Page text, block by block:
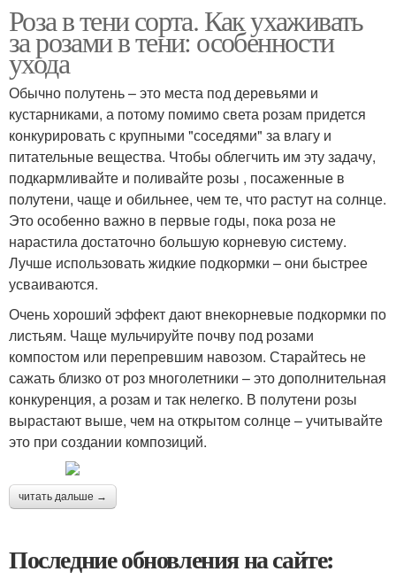
Роза в тени сорта. Как ухаживать
за розами в тени: особенности
ухода
Обычно полутень – это места под деревьями и
кустарниками, а потому помимо света розам придется
конкурировать с крупными "соседями" за влагу и
питательные вещества. Чтобы облегчить им эту задачу,
подкармливайте и поливайте розы , посаженные в
полутени, чаще и обильнее, чем те, что растут на солнце.
Это особенно важно в первые годы, пока роза не
нарастила достаточно большую корневую систему.
Лучше использовать жидкие подкормки – они быстрее
усваиваются.
Очень хороший эффект дают внекорневые подкормки по
листьям. Чаще мульчируйте почву под розами
компостом или перепревшим навозом. Старайтесь не
сажать близко от роз многолетники – это дополнительная
конкуренция, а розам и так нелегко. В полутени розы
вырастают выше, чем на открытом солнце – учитывайте
это при создании композиций.
читать дальше →
Последние обновления на сайте: